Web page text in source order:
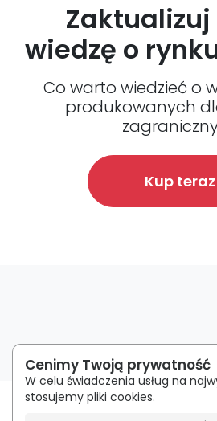
wiedzę o
Co warto wiedzieć o
produkowanych
Kup teraz
Regulamin| Polityka
Cenimy Twoją prywatność
W celu świadczenia usług na
stosujemy pliki cookies.